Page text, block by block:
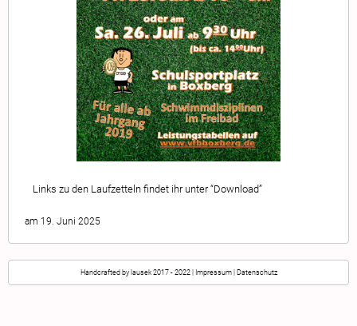
Links zu den Laufzetteln findet ihr unter “Download”
am 19. Juni 2025
Handcrafted by lausek2017 - 2022 | Impressum| Datenschutz